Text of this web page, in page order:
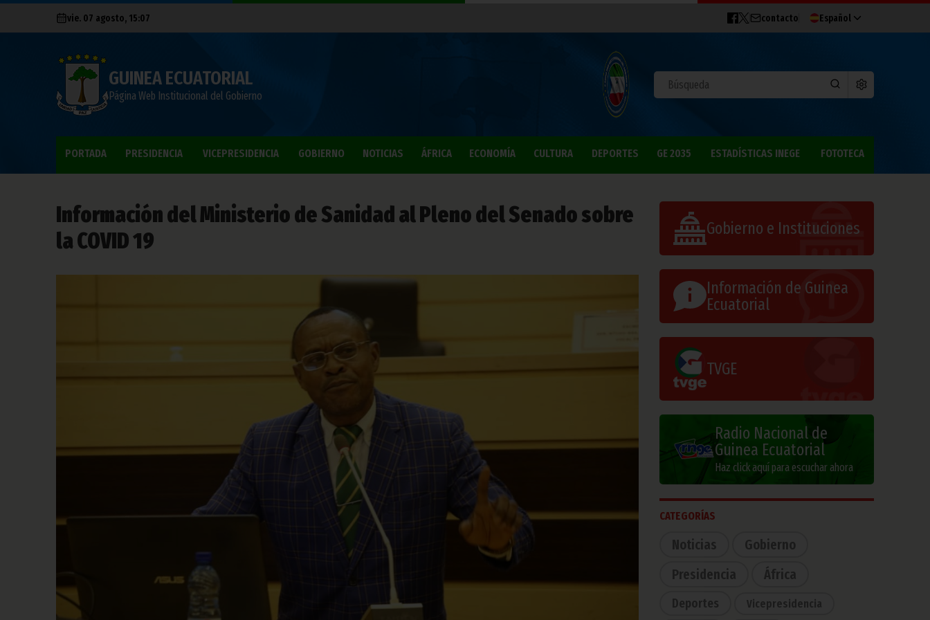
vie. 07 agosto, 15:07 contacto Español
GUINEA ECUATORIAL
Página Web Institucional del Gobierno
PORTADA PRESIDENCIA VICEPRESIDENCIA GOBIERNO NOTICIAS ÁFRICA ECONOMÍA CULTURA DEPORTES GE 2035 ESTADÍSTICAS INEGE FOTOTECA
Información del Ministerio de Sanidad al Pleno del Senado sobre
la COVID 19
Gobierno e Instituciones
Información de Guinea
Ecuatorial
TVGE
Radio Nacional de
Guinea Ecuatorial
Haz click aquí para escuchar ahora
CATEGORÍAS
Noticias
Gobierno
Presidencia
África
Deportes Vicepresidencia